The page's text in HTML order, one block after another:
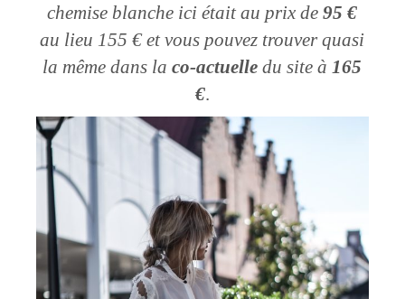
chemise blanche ici était au prix de 95 €
au lieu 155 € et vous pouvez trouver quasi
la même dans laco-actuelle du site à 165
€.